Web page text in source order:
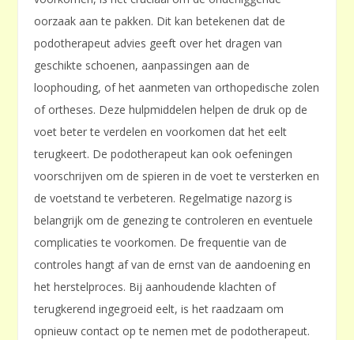
oorzaak aan te pakken. Dit kan betekenen dat de
podotherapeut advies geeft over het dragen van
geschikte schoenen, aanpassingen aan de
loophouding, of het aanmeten van orthopedische zolen
of ortheses. Deze hulpmiddelen helpen de druk op de
voet beter te verdelen en voorkomen dat het eelt
terugkeert. De podotherapeut kan ook oefeningen
voorschrijven om de spieren in de voet te versterken en
de voetstand te verbeteren. Regelmatige nazorg is
belangrijk om de genezing te controleren en eventuele
complicaties te voorkomen. De frequentie van de
controles hangt af van de ernst van de aandoening en
het herstelproces. Bij aanhoudende klachten of
terugkerend ingegroeid eelt, is het raadzaam om
opnieuw contact op te nemen met de podotherapeut.